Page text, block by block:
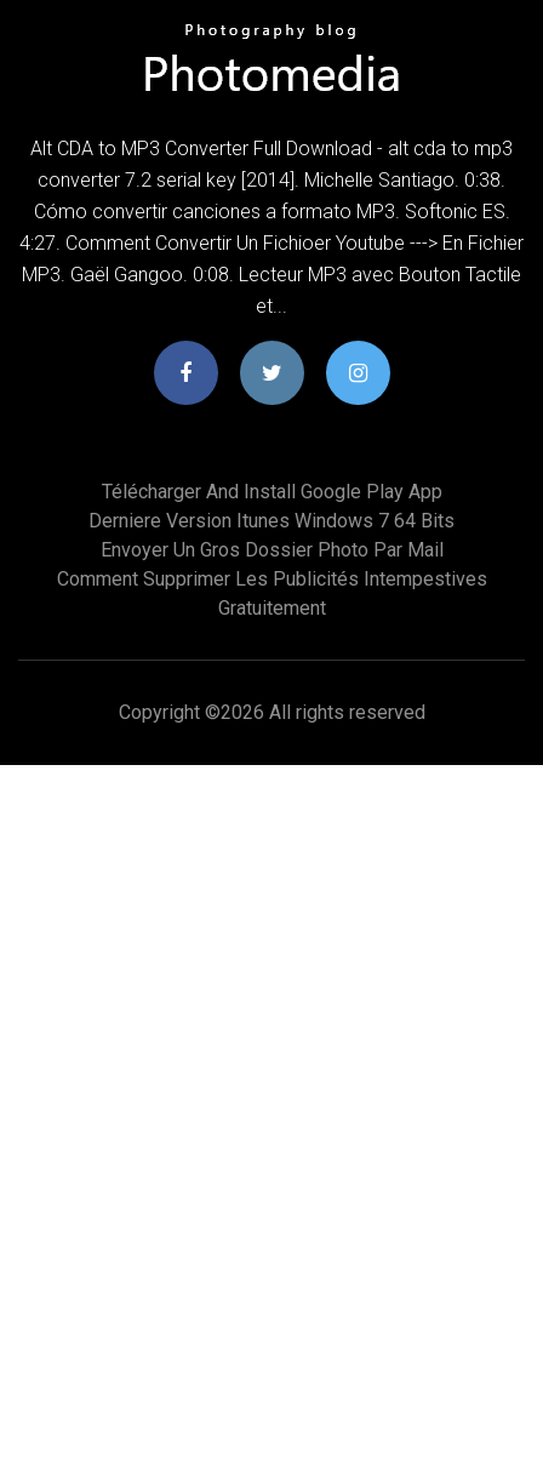
Alt CDA to MP3 Converter Full Download - alt cda to mp3
converter 7.2 serial key [2014]. Michelle Santiago. 0:38.
Cómo convertir canciones a formato MP3. Softonic ES.
4:27. Comment Convertir Un Fichioer Youtube ---> En Fichier
MP3. Gaël Gangoo. 0:08. Lecteur MP3 avec Bouton Tactile
et...
Télécharger And Install Google Play App
Derniere Version Itunes Windows 7 64 Bits
Envoyer Un Gros Dossier Photo Par Mail
Comment Supprimer Les Publicités Intempestives
Gratuitement
Copyright ©2026 All rights reserved